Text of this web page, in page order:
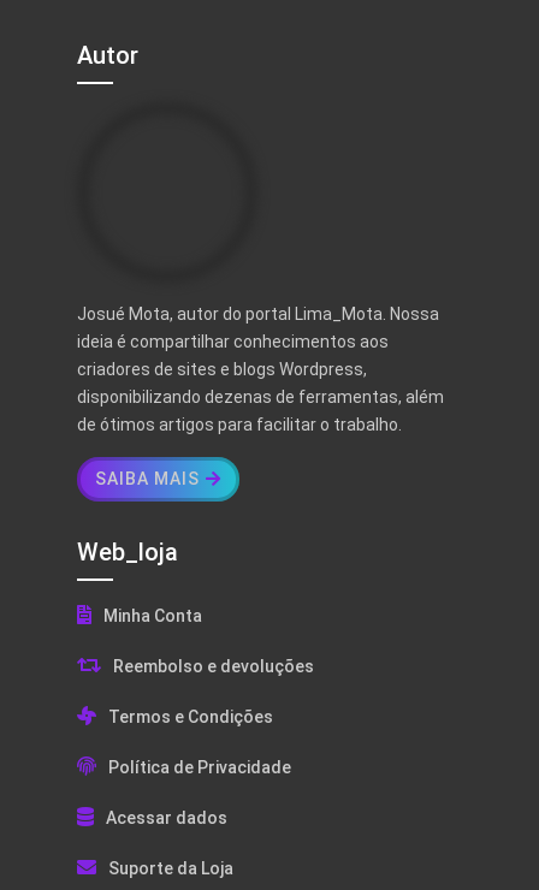
Autor
Josué Mota, autor do portal Lima_Mota. Nossa
ideia é compartilhar conhecimentos aos
criadores de sites e blogs Wordpress,
disponibilizando dezenas de ferramentas, além
de ótimos artigos para facilitar o trabalho.
SAIBA MAIS
Web_loja
Minha Conta
Reembolso e devoluções
Termos e Condições
Política de Privacidade
Acessar dados
Suporte da Loja